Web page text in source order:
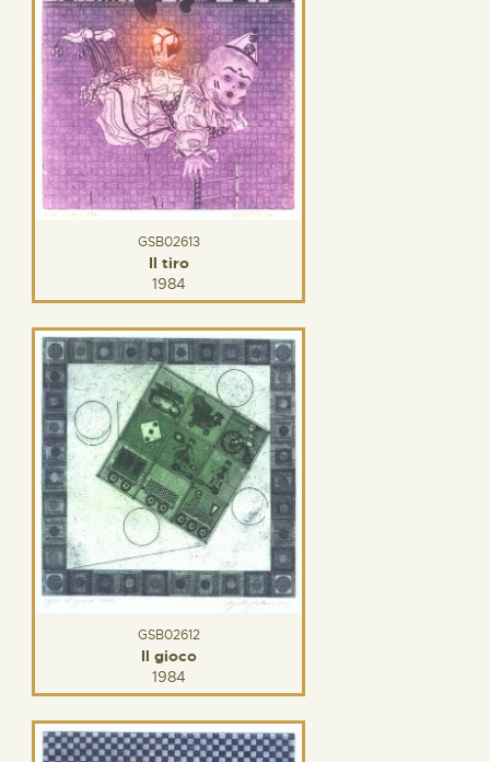
GSB02613
Il tiro
1984
GSB02612
Il gioco
1984